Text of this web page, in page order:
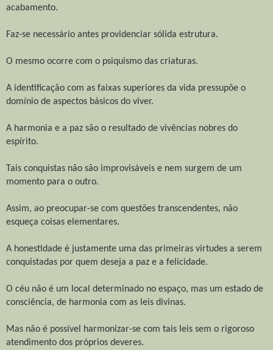
acabamento.
Faz-se necessário antes providenciar sólida estrutura.
O mesmo ocorre com o psiquismo das criaturas.
A identificação com as faixas superiores da vida pressupõe o
domínio de aspectos básicos do viver.
A harmonia e a paz são o resultado de vivências nobres do
espírito.
Tais conquistas não são improvisáveis e nem surgem de um
momento para o outro.
Assim, ao preocupar-se com questões transcendentes, não
esqueça coisas elementares.
A honestidade é justamente uma das primeiras virtudes a serem
conquistadas por quem deseja a paz e a felicidade.
O céu não é um local determinado no espaço, mas um estado de
consciência, de harmonia com as leis divinas.
Mas não é possível harmonizar-se com tais leis sem o rigoroso
atendimento dos próprios deveres.